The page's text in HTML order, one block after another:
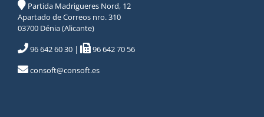
Partida Madrigueres Nord, 12
Apartado de Correos nro. 310
03700 Dénia (Alicante)
96 642 60 30 |
96 642 70 56
consoft@consoft.es